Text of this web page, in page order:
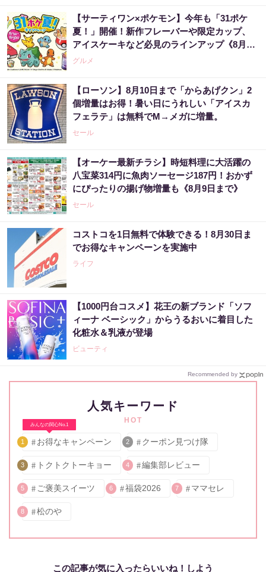
【サーティワン×ポケモン】今年も「31ポケ
夏！」開催！新作フレーバーや限定カップ、
アイスケーキなど必見のラインアップ《8月1
日スタート》
グルメ
【ローソン】8月10日まで「からあげクン」2
個増量はお得！暑い日にうれしい「アイスカ
フェラテ」は無料でM→メガに増量。
セール
【オーケー最新チラシ】時短料理に大活躍の
八宝菜314円に魚肉ソーセージ187円！おかず
にぴったりの揚げ物増量も《8月9日まで》
セール
コストコを1日無料で体験できる！8月30日ま
でお得なキャンペーンを実施中
ライフ
【1000円台コスメ】花王の新ブランド「ソフ
ィーナ ベーシック」からうるおいに着目した
化粧水＆乳液が登場
ビューティ
Recommended by
人気キーワード
HOT
みんなの関心No.1
1 お得なキャンペーン 2 クーポン見つけ隊
3 トクトクトーキョー 4 編集部レビュー
5 ご褒美スイーツ 6 福袋2026 7 ママセレ
8 松のや
この記事が気に入ったらいいね！しよう